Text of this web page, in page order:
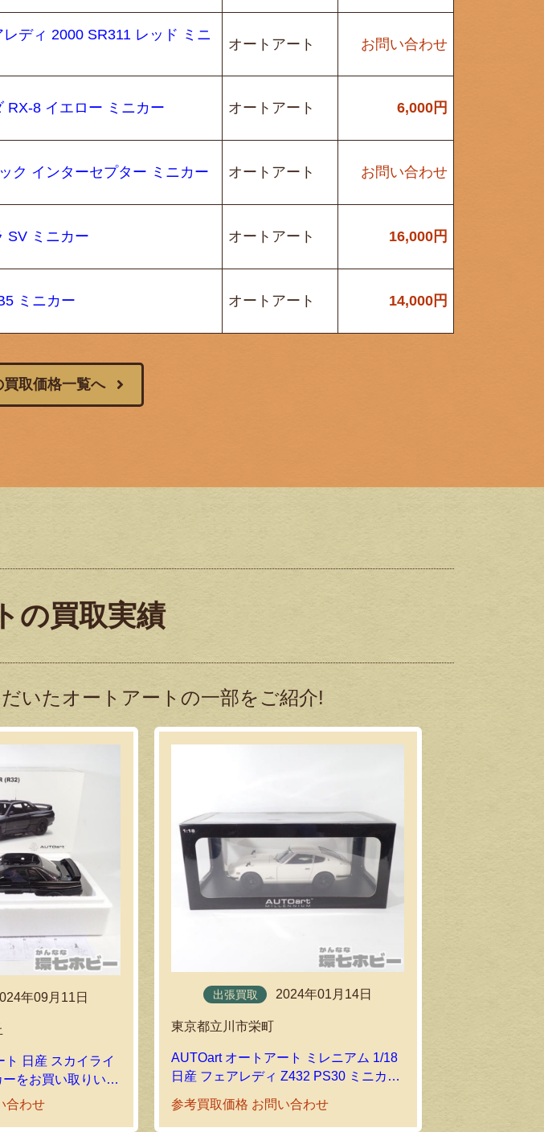
ディ 2000 SR311 レッド ミニ
オートアート お問い合わせ
RX-8 イエロー ミニカー オートアート 6,000円
ク インターセプター ミニカー オートアート お問い合わせ
SV ミニカー オートアート 16,000円
ミニカー オートアート 14,000円
取価格一覧へ
の買取実績
いたオートアートの一部をご紹介!
年09月11日
日産 スカイライ
をお買い取りいた
の宅配買取
合わせ
出張買取 2024年01月14日
東京都立川市栄町
AUTOart オートアート ミレニアム 1/18
日産 フェアレディ Z432 PS30 ミニカー
出張買取
参考買取価格 お問い合わせ